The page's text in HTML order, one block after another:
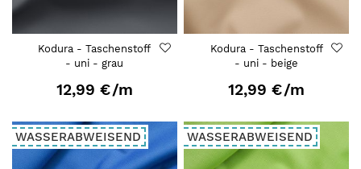
Kodura - Taschenstoff
- uni - grau
12,99 €/m
Kodura - Taschenstoff
- uni - beige
12,99 €/m
WASSERABWEISEND WASSERABWEISEND